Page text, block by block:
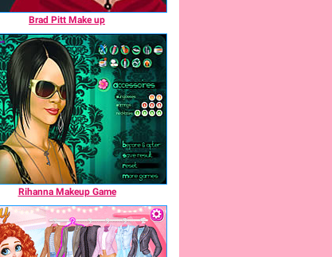
Brad Pitt Make up
Rihanna Makeup Game